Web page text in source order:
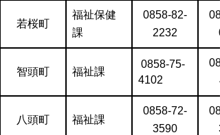
若桜町
福祉保健
課
0858-82-
2232
智頭町 福祉課
0858-75-
4102
八頭町 福祉課
0858-72-
3590